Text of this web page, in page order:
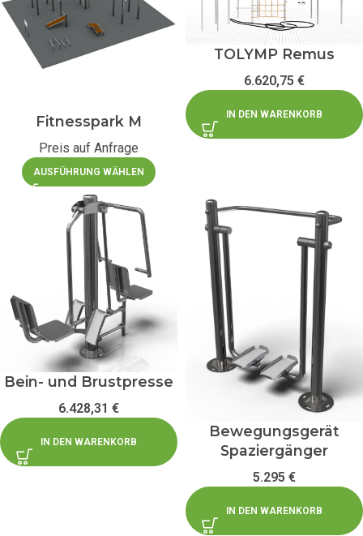
Fitnesspark M
Preis auf Anfrage
AUSFÜHRUNG WÄHLEN
TOLYMP Remus
6.620,75 €
IN DEN WARENKORB
Bein- und Brustpresse
6.428,31 €
IN DEN WARENKORB
Bewegungsgerät
Spaziergänger
5.295 €
IN DEN WARENKORB